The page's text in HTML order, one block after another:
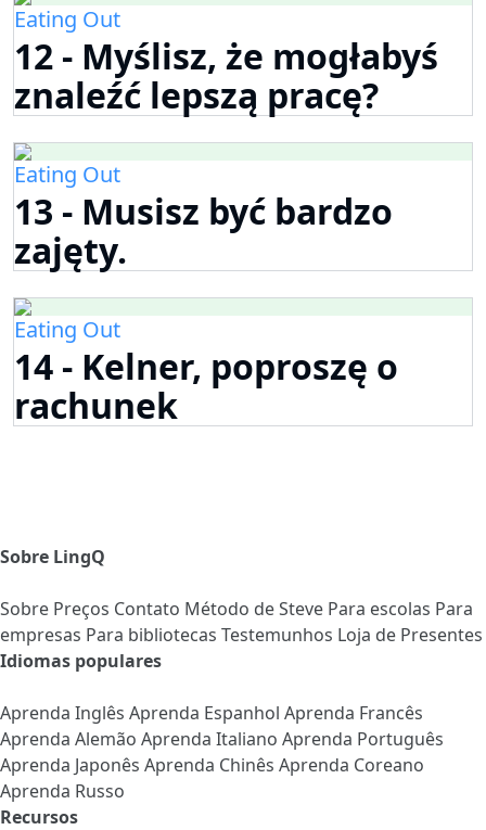
Eating Out
12 - Myślisz, że mogłabyś
znaleźć lepszą pracę?
Eating Out
13 - Musisz być bardzo
zajęty.
Eating Out
14 - Kelner, poproszę o
rachunek
Sobre LingQ
Sobre Preços Contato Método de Steve Para escolas Para
empresas Para bibliotecas Testemunhos Loja de Presentes
Idiomas populares
Aprenda Inglês Aprenda Espanhol Aprenda Francês
Aprenda Alemão Aprenda Italiano Aprenda Português
Aprenda Japonês Aprenda Chinês Aprenda Coreano
Aprenda Russo
Recursos